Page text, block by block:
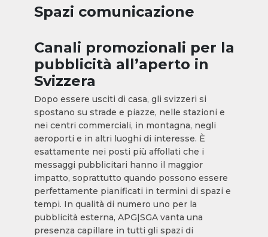
Spazi comunicazione
Canali promozionali per la
pubblicità all’aperto in
Svizzera
Dopo essere usciti di casa, gli svizzeri si
spostano su strade e piazze, nelle stazioni e
nei centri commerciali, in montagna, negli
aeroporti e in altri luoghi di interesse. È
esattamente nei posti più affollati che i
messaggi pubblicitari hanno il maggior
impatto, soprattutto quando possono essere
perfettamente pianificati in termini di spazi e
tempi. In qualità di numero uno per la
pubblicità esterna, APG|SGA vanta una
presenza capillare in tutti gli spazi di